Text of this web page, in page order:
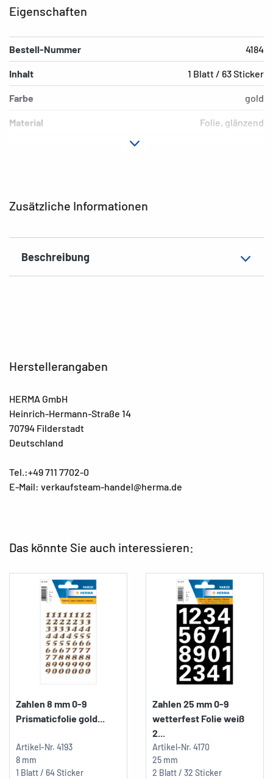
Zusätzliche Informationen
Beschreibung
Eigenschaften
Bestell-Nummer 4184
Inhalt 1 Blatt / 63 Sticker
Farbe gold
Material Folie, glänzend
Herstellerangaben
HERMA GmbH
Heinrich-Hermann-Straße 14
70794 Filderstadt
Deutschland
Tel.:+49 711 7702-0
E-Mail: verkaufsteam-handel@herma.de
Das könnte Sie auch interessieren:
Zahlen 8 mm 0-9
Prismaticfolie gold...
Artikel-Nr. 4193
8 mm
1 Blatt / 64 Sticker
Zahlen 25 mm 0-9
wetterfest Folie weiß
2...
Artikel-Nr. 4170
25 mm
2 Blatt / 32 Sticker